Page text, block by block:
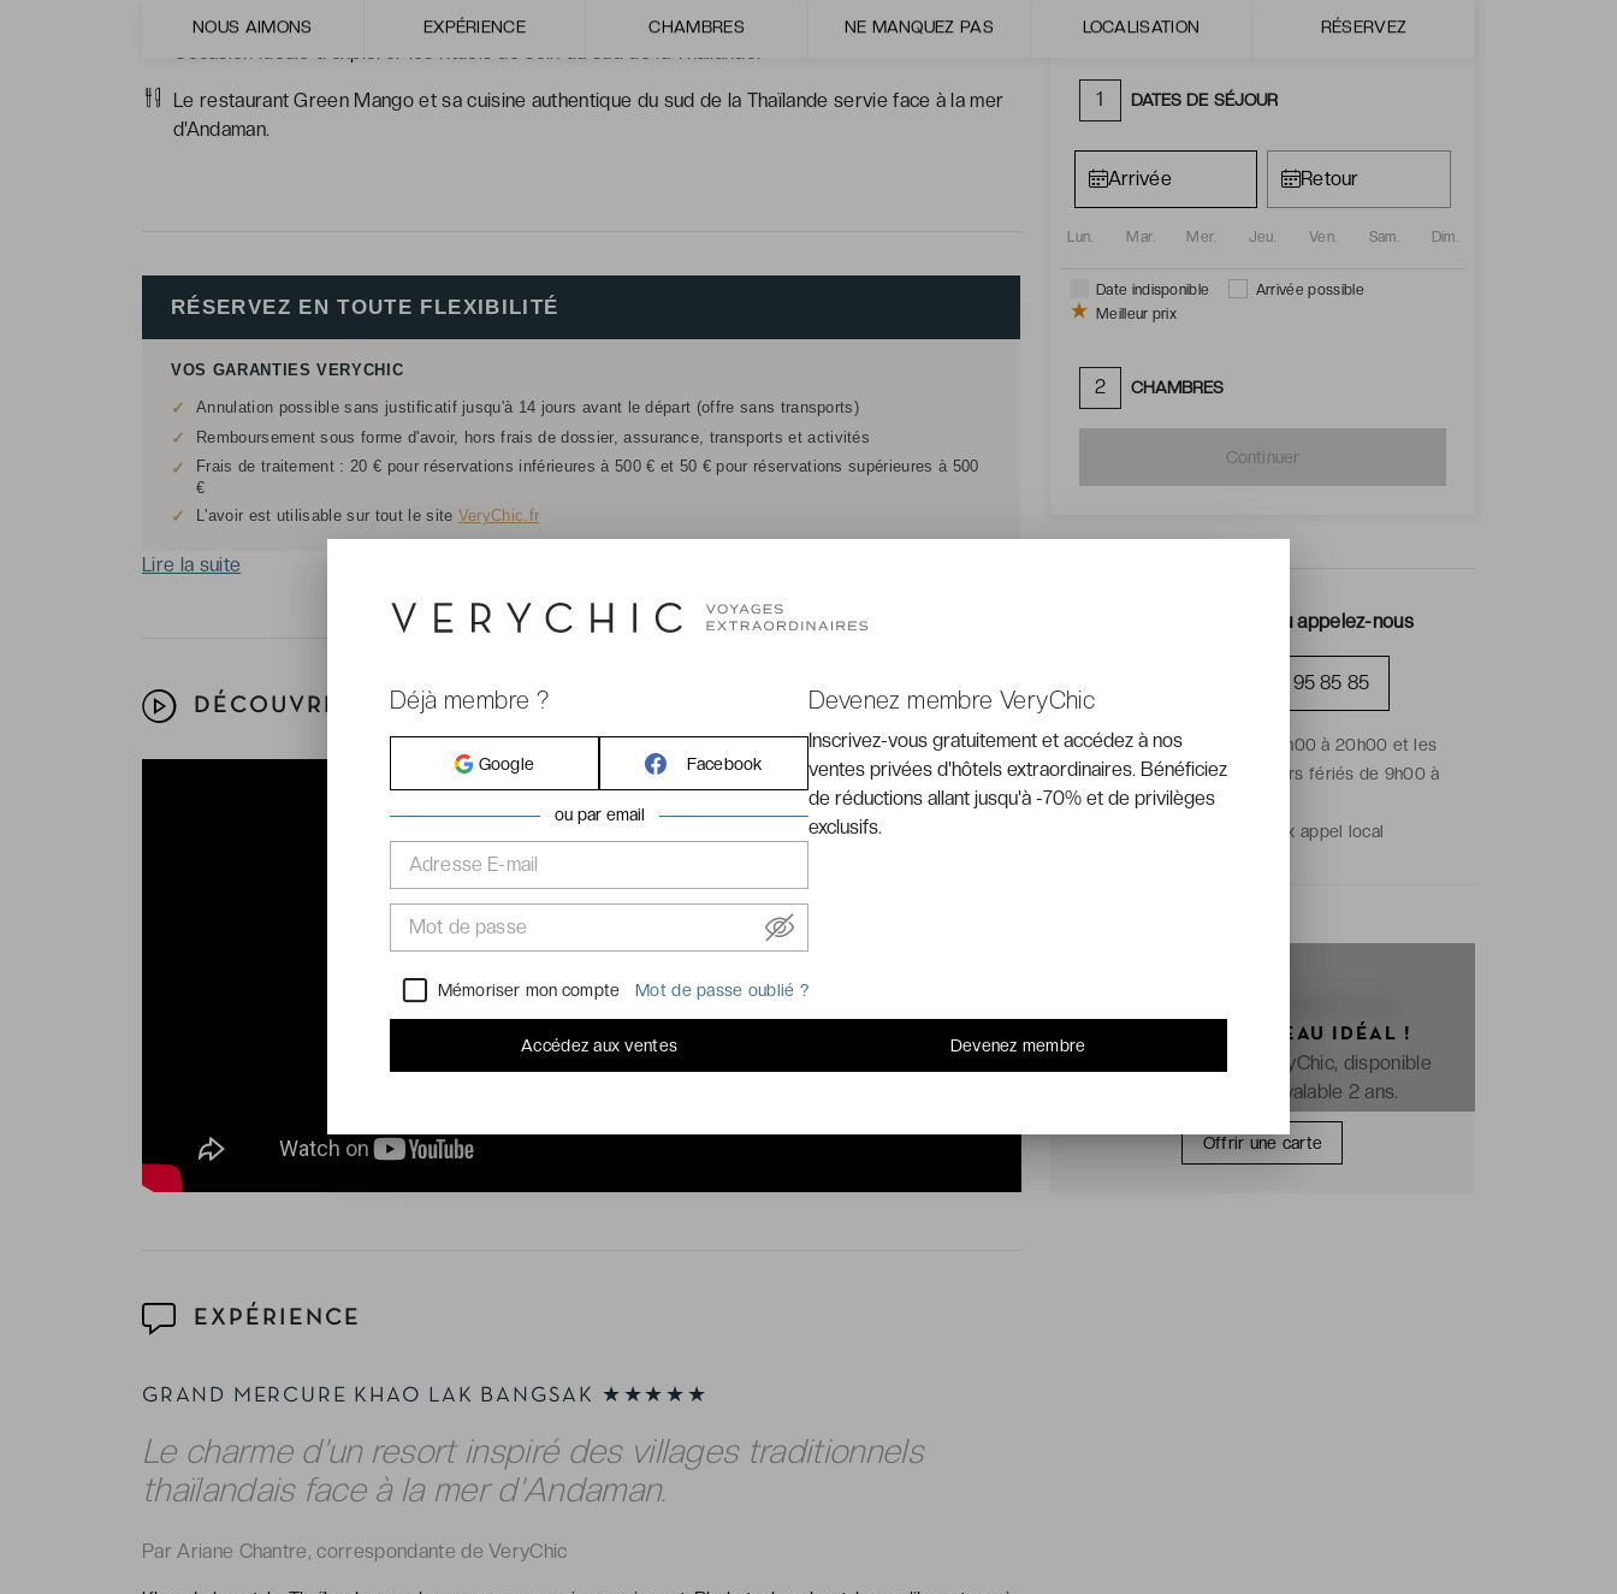
NOUS AIMONS EXPÉRIENCE CHAMBRES NE MANQUEZ PAS LOCALISATION RÉSERVEZ
Nous réserver un massage thaïlandais traditionnel au Pran Spa grâce à la réduction VeryChic.
Le restaurant Green Mango et sa cuisine authentique du sud de la Thaïlande servie face à la mer
d'Andaman.
DÉCOUVREZ VOTRE HÔTEL EN VIDÉO
EXPÉRIENCE
GRAND MERCURE KHAO LAK BANGSAK ★★★★★
Le charme d’un resort inspiré des villages traditionnels
thaïlandais face à la mer d’Andaman.
Par Ariane Chantre, correspondante de VeryChic
RÉSERVEZ EN TOUTE FLEXIBILITÉ
VOS GARANTIES VERYCHIC
✓ Annulation possible sans justificatif jusqu'à 14 jours avant le départ (offre sans transports)
✓ Remboursement sous forme d'avoir, hors frais de dossier, assurance, transports et activités
✓
Frais de traitement : 20 € pour réservations inférieures à 500 € et 50 € pour réservations supérieures à 500
€
✓ L'avoir est utilisable sur tout le site VeryChic.fr
Lire la suite
Détails du prix
1 DATES DE SÉJOUR
Lun. Mar. Mer. Jeu. Ven. Sam. Dim.
Date indisponible
Arrivée possible
Meilleur prix
2 CHAMBRES
Continuer
Réservez en ligne ou appelez-nous
+33 (0)1 70 95 85 85
Du lundi au vendredi de 9h00 à 20h00 et les
samedis, dimanches et jours fériés de 9h00 à
prix appel local
OFFREZ LE CADEAU IDÉAL !
La e-carte cadeau VeryChic, disponible
immédiatement et valable 2 ans.
Offrir une carte
Déjà membre ?
Google Facebook
ou par email
Adresse E-mail
Mot de passe
Mémoriser mon compte Mot de passe oublié ?
Accédez aux ventes
Devenez membre VeryChic
Inscrivez-vous gratuitement et accédez à nos
ventes privées d'hôtels extraordinaires. Bénéficiez
de réductions allant jusqu'à -70% et de privilèges
exclusifs.
Devenez membre